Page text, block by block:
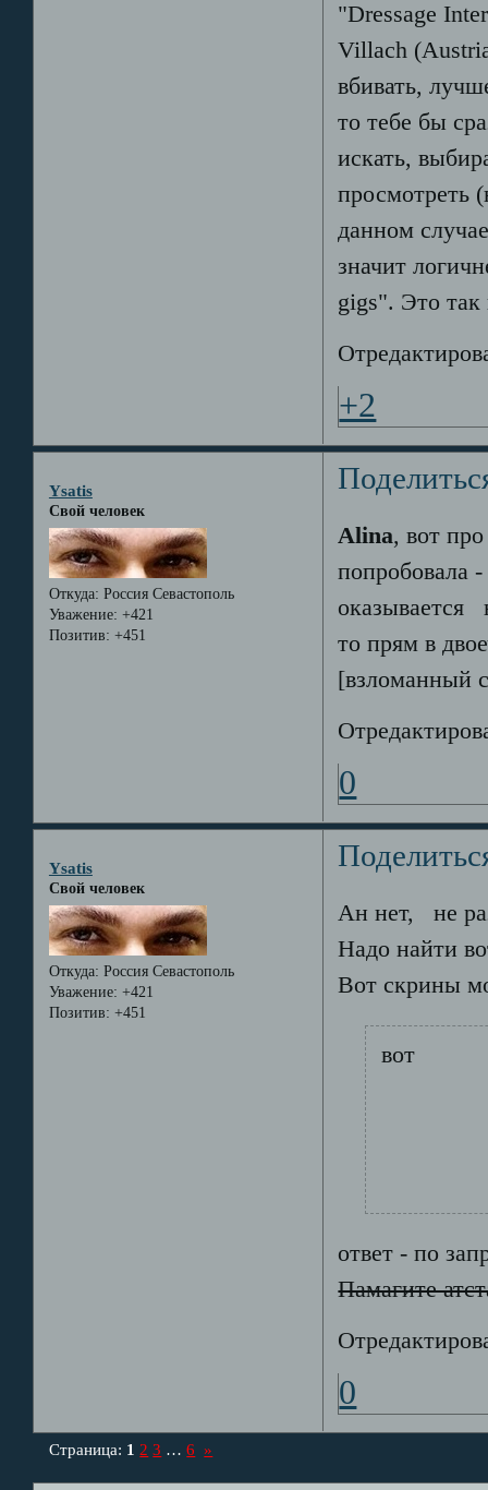
"Dressage
Villach
вбивать,
то тебе бы
искать,
просмотреть
данном
значит
gigs". Это
+2
Ysatis
Свой человек
Откуда: Россия Севастополь
Уважение: +421
Позитив: +451
Alina, вот
попробовала
оказывается
то прям в
[взломанный
0
Ysatis
Свой человек
Откуда: Россия Севастополь
Уважение: +421
Позитив: +451
Ан нет,
не
Надо найти
Вот скрины
вот
ответ - по
Памагите
0
Страница: 1 2 3 … 6 »